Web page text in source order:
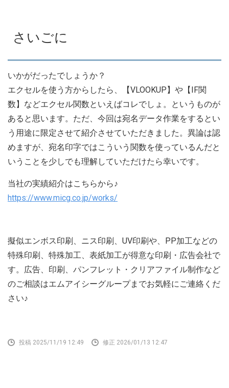
さいごに
いかがだったでしょうか？
エクセルを使う方からしたら、【VLOOKUP】や【IF関
数】などエクセル関数といえばコレでしょ。というものが
あると思います。ただ、今回は宛名データ作業をするとい
う用途に限定させて紹介させていただきました。異論は認
めますが、宛名印字ではこういう関数を使っているんだと
いうことを少しでも理解していただけたら幸いです。
当社の実績紹介はこちらから♪
https://www.micg.co.jp/works/
擬似エンボス印刷、ニス印刷、UV印刷や、PP加工などの
特殊印刷、特殊加工、表紙加工が得意な印刷・広告会社で
す。広告、印刷、パンフレット・クリアファイル制作など
のご相談はエムアイシーグループまでお気軽にご連絡くだ
さい♪
投稿 2025/11/19 12:49 修正 2026/01/13 12:47